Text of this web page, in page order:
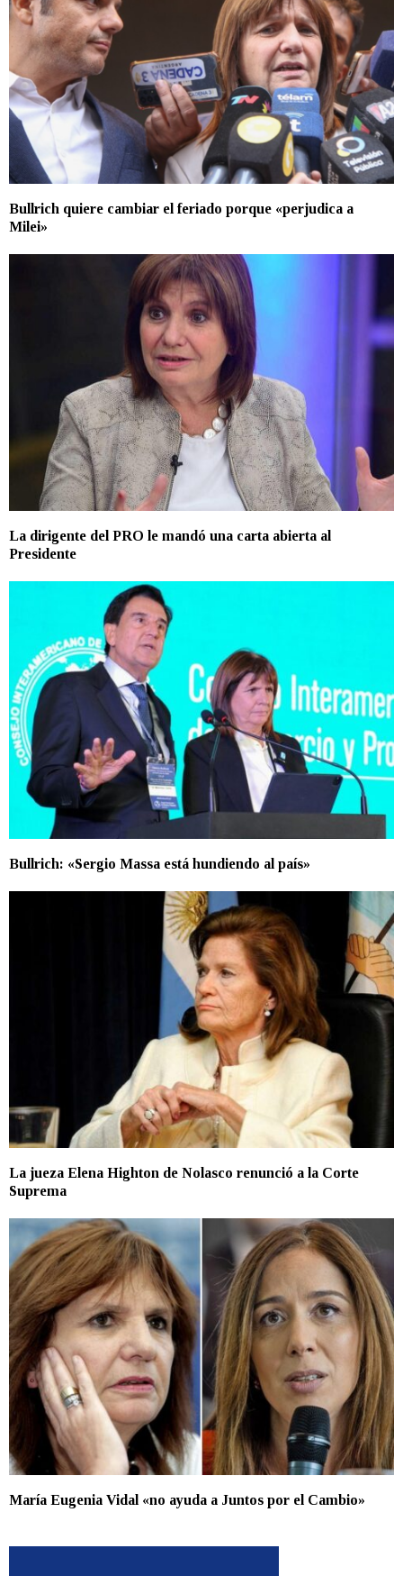
Bullrich quiere cambiar el feriado porque «perjudica a
Milei»
La dirigente del PRO le mandó una carta abierta al
Presidente
Bullrich: «Sergio Massa está hundiendo al país»
La jueza Elena Highton de Nolasco renunció a la Corte
Suprema
María Eugenia Vidal «no ayuda a Juntos por el Cambio»